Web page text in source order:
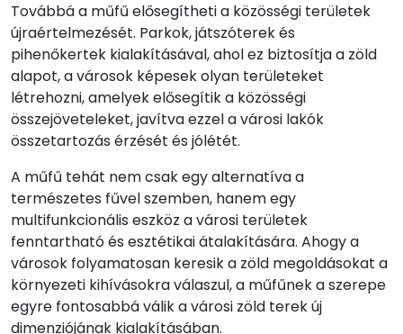
Továbbá a műfű elősegítheti a közösségi területek
újraértelmezését. Parkok, játszóterek és
pihenőkertek kialakításával, ahol ez biztosítja a zöld
alapot, a városok képesek olyan területeket
létrehozni, amelyek elősegítik a közösségi
összejöveteleket, javítva ezzel a városi lakók
összetartozás érzését és jólétét.
A műfű tehát nem csak egy alternatíva a
természetes fűvel szemben, hanem egy
multifunkcionális eszköz a városi területek
fenntartható és esztétikai átalakítására. Ahogy a
városok folyamatosan keresik a zöld megoldásokat a
környezeti kihívásokra válaszul, a műfűnek a szerepe
egyre fontosabbá válik a városi zöld terek új
dimenziójának kialakításában.